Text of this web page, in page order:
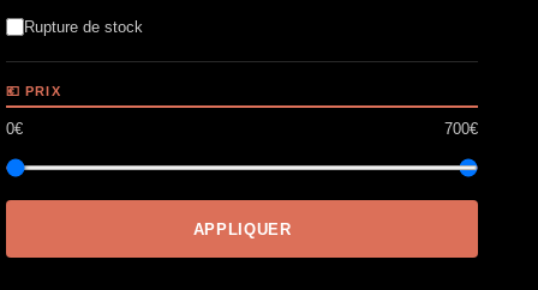
Rupture de stock
💶 PRIX
0€ 700€
APPLIQUER